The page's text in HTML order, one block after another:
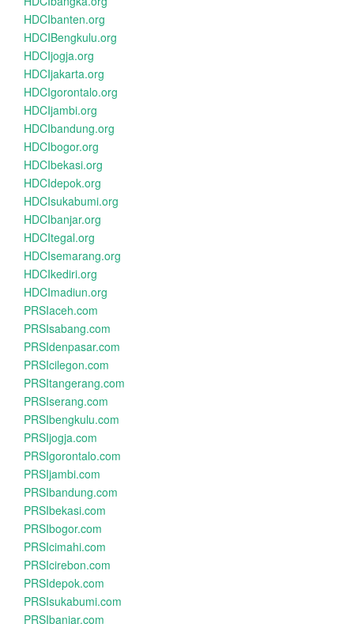
HDCIbanten.org
HDCIBengkulu.org
HDCIjogja.org
HDCIjakarta.org
HDCIgorontalo.org
HDCIjambi.org
HDCIbandung.org
HDCIbogor.org
HDCIbekasi.org
HDCIdepok.org
HDCIsukabumi.org
HDCIbanjar.org
HDCItegal.org
HDCIsemarang.org
HDCIkediri.org
HDCImadiun.org
PRSIaceh.com
PRSIsabang.com
PRSIdenpasar.com
PRSIcilegon.com
PRSItangerang.com
PRSIserang.com
PRSIbengkulu.com
PRSIjogja.com
PRSIgorontalo.com
PRSIjambi.com
PRSIbandung.com
PRSIbekasi.com
PRSIbogor.com
PRSIcimahi.com
PRSIcirebon.com
PRSIdepok.com
PRSIsukabumi.com
PRSIbanjar.com